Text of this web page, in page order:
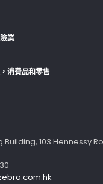
業
消費品和零售
Building, 103 Hennessy